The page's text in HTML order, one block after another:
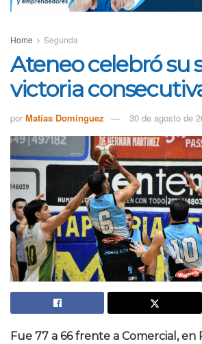
Home Segunda
Ateneo celebró su
victoria
por Matías Domínguez 30 de agosto de
Fue 77 a 66 frente a Comercial, en